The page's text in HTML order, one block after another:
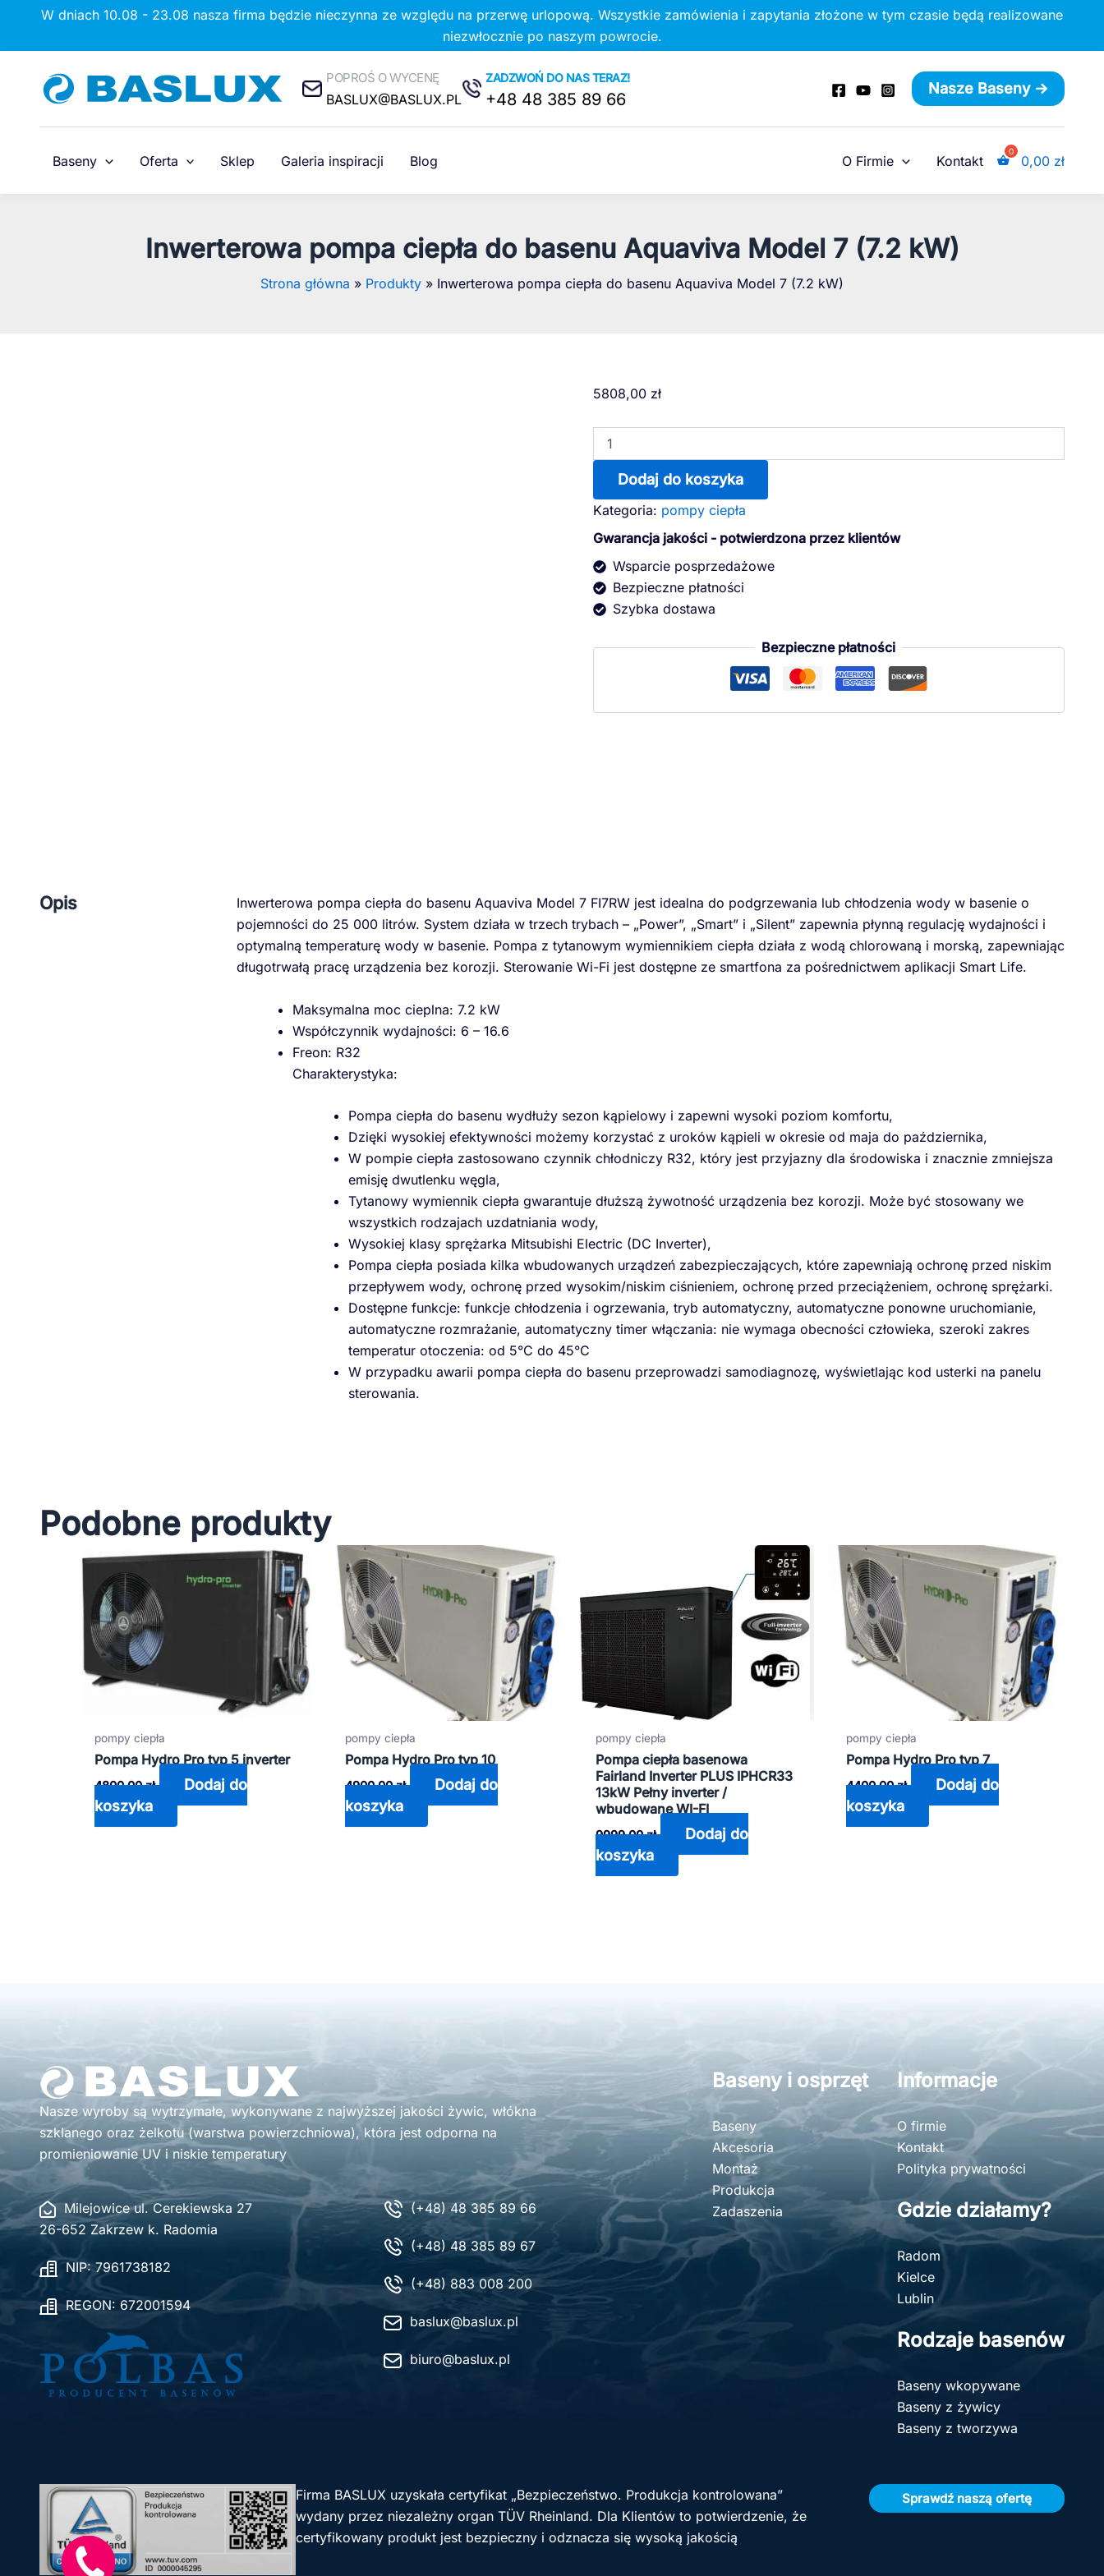
Przejdź
treści
W dniach 10.08 - 23.08 nasza firma będzie nieczynna ze względu na przerwę urlopową. Wszystkie zamówienia i zapytania złożone w tym czasie będą realizowane
niezwłocznie po naszym powrocie.
ZADZWOŃ DO NAS TERAZ!
+48 48 385 89 66
POPROŚ O WYCENĘ
BASLUX@BASLUX.PL
Nasze Baseny ->
Baseny Oferta Sklep Galeria inspiracji Blog O Firmie Kontakt 0,00 zł
Inwerterowa pompa ciepła do basenu Aquaviva Model 7 (7.2 kW)
Strona główna Produkty Inwerterowa pompa ciepła do basenu Aquaviva Model 7 (7.2 kW)
5808,00 zł
ilość
ciepła
basenu
Aquaviva
Model
(7.2
Dodaj do koszyka
Kategoria: pompy ciepła
Gwarancja jakości - potwierdzona przez klientów
Wsparcie posprzedażowe
Bezpieczne płatności
Szybka dostawa
Bezpieczne płatności
Opis
Inwerterowa pompa ciepła do basenu Aquaviva Model 7 FI7RW jest idealna do podgrzewania lub chłodzenia wody w basenie o
pojemności do 25 000 litrów. System działa w trzech trybach – „Power”, „Smart” i „Silent” zapewnia płynną regulację wydajności i
optymalną temperaturę wody w basenie. Pompa z tytanowym wymiennikiem ciepła działa z wodą chlorowaną i morską, zapewniając
długotrwałą pracę urządzenia bez korozji. Sterowanie Wi-Fi jest dostępne ze smartfona za pośrednictwem aplikacji Smart Life.
Maksymalna moc cieplna: 7.2 kW
Współczynnik wydajności: 6 – 16.6
Freon: R32
Charakterystyka:
Pompa ciepła do basenu wydłuży sezon kąpielowy i zapewni wysoki poziom komfortu,
Dzięki wysokiej efektywności możemy korzystać z uroków kąpieli w okresie od maja do października,
W pompie ciepła zastosowano czynnik chłodniczy R32, który jest przyjazny dla środowiska i znacznie zmniejsza
emisję dwutlenku węgla,
Tytanowy wymiennik ciepła gwarantuje dłuższą żywotność urządzenia bez korozji. Może być stosowany we
wszystkich rodzajach uzdatniania wody,
Wysokiej klasy sprężarka Mitsubishi Electric (DC Inverter),
Pompa ciepła posiada kilka wbudowanych urządzeń zabezpieczających, które zapewniają ochronę przed niskim
przepływem wody, ochronę przed wysokim/niskim ciśnieniem, ochronę przed przeciążeniem, ochronę sprężarki.
Dostępne funkcje: funkcje chłodzenia i ogrzewania, tryb automatyczny, automatyczne ponowne uruchomianie,
automatyczne rozmrażanie, automatyczny timer włączania: nie wymaga obecności człowieka, szeroki zakres
temperatur otoczenia: od 5°C do 45°C
W przypadku awarii pompa ciepła do basenu przeprowadzi samodiagnozę, wyświetlając kod usterki na panelu
sterowania.
Podobne produkty
pompy ciepła
Pompa Hydro Pro typ 5 inverter
4800,00zł
Dodaj do
koszyka
pompy ciepła
Pompa Hydro Pro typ 10
4900,00zł
Dodaj do
koszyka
pompy ciepła
Pompa ciepła basenowa
Fairland Inverter PLUS IPHCR33
13kW Pełny inverter /
wbudowane WI-FI
9999,00zł
Dodaj do
koszyka
pompy ciepła
Pompa Hydro Pro typ 7
4400,00zł
Dodaj do
koszyka
Nasze wyroby są wytrzymałe, wykonywane z najwyższej jakości żywic, włókna
szklanego oraz żelkotu (warstwa powierzchniowa), która jest odporna na
promieniowanie UV i niskie temperatury
Milejowice ul. Cerekiewska 27
26-652 Zakrzew k. Radomia
NIP: 7961738182
REGON: 672001594
(+48) 48 385 89 66
(+48) 48 385 89 67
(+48) 883 008 200
baslux@baslux.pl
biuro@baslux.pl
Baseny i osprzęt
Baseny
Akcesoria
Montaż
Produkcja
Zadaszenia
Informacje
O firmie
Kontakt
Polityka prywatności
Gdzie działamy?
Radom
Kielce
Lublin
Rodzaje basenów
Baseny wkopywane
Baseny z żywicy
Baseny z tworzywa
Firma BASLUX uzyskała certyfikat „Bezpieczeństwo. Produkcja kontrolowana”
wydany przez niezależny organ TÜV Rheinland. Dla Klientów to potwierdzenie, że
certyfikowany produkt jest bezpieczny i odznacza się wysoką jakością
Sprawdź naszą ofertę
Szybki
kontakt!